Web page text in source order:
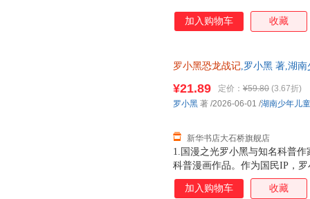
加入购物车 收藏
罗小黑恐龙战记,罗小黑 著,湖
13284178503
1.国漫之光罗小黑与知名科普
科普漫画作品。作为国民IP，
动画于2011年开始播放，B站
3.15亿票房，同名漫画书2015
¥21.89 定价： ¥59.80 (3.67折)
新华书店大石桥旗舰店
罗小黑 著 /2026-06-01 /湖南少年儿
加入购物车 收藏